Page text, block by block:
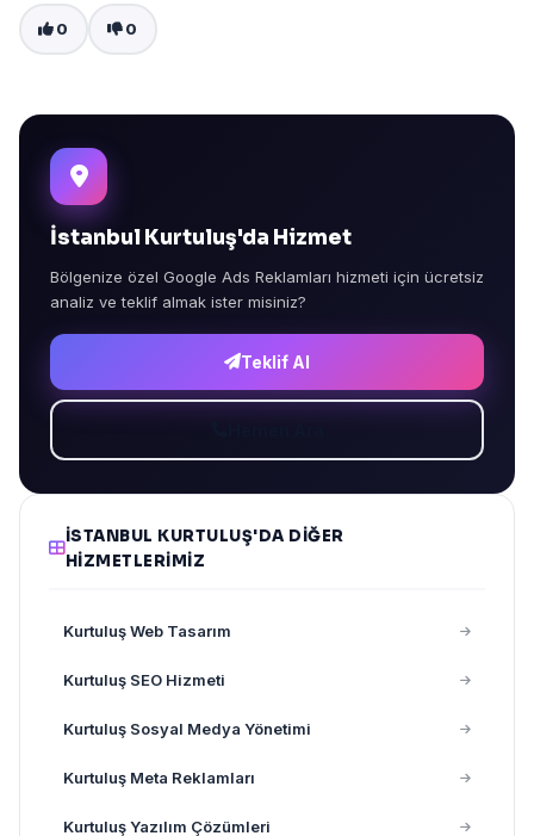
0 0
İstanbul Kurtuluş'da Hizmet
Bölgenize özel Google Ads Reklamları hizmeti için ücretsiz
analiz ve teklif almak ister misiniz?
Teklif Al
İSTANBUL KURTULUŞ'DA DIĞER
HIZMETLERIMIZ
Kurtuluş Web Tasarım
Kurtuluş SEO Hizmeti
Kurtuluş Sosyal Medya Yönetimi
Kurtuluş Meta Reklamları
Kurtuluş Yazılım Çözümleri